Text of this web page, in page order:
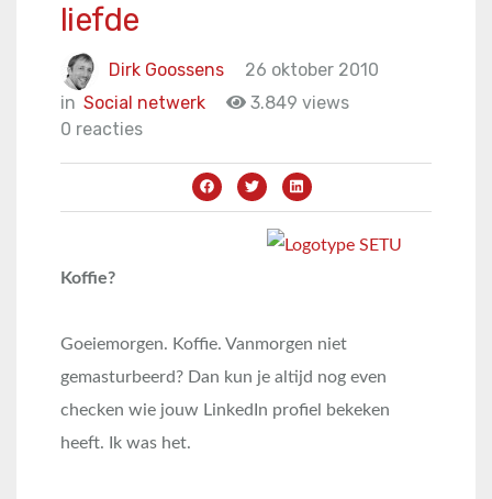
liefde
Dirk Goossens
26 oktober 2010
in Social netwerk
3.849 views
0 reacties
Koffie?
Goeiemorgen. Koffie. Vanmorgen niet
gemasturbeerd? Dan kun je altijd nog even
checken wie jouw LinkedIn profiel bekeken
heeft. Ik was het.